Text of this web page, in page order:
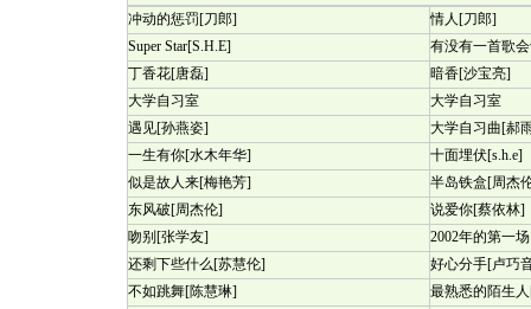
冲动的惩罚[刀郎]
情人[刀郎]
Super Star[S.H.E]
有没有一首歌
丁香花[唐磊]
暗香[沙宝亮]
大学自习室
大学自习室
遇见[孙燕姿]
大学自习曲[郝
一生有你[水木年华]
十面埋伏[s.h.e]
似是故人来[梅艳芳]
半岛铁盒[周杰
东风破[周杰伦]
说爱你[蔡依林]
吻别[张学友]
2002年的第一
还剩下些什么[苏慧伦]
好心分手[卢巧
不如跳舞[陈慧琳]
最熟悉的陌生